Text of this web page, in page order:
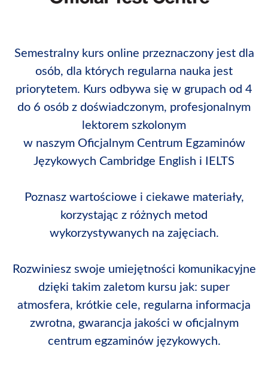
Semestralny kurs online przeznaczony jest dla
osób, dla których regularna nauka jest
priorytetem. Kurs odbywa się w grupach od 4
do 6 osób z doświadczonym, profesjonalnym
lektorem szkolonym
w naszym Oficjalnym Centrum Egzaminów
Językowych Cambridge English i IELTS
Poznasz wartościowe i ciekawe materiały,
korzystając z różnych metod
wykorzystywanych na zajęciach.
Rozwiniesz swoje umiejętności komunikacyjne
dzięki takim zaletom kursu jak: super
atmosfera, krótkie cele, regularna informacja
zwrotna, gwarancja jakości w oficjalnym
centrum egzaminów językowych.